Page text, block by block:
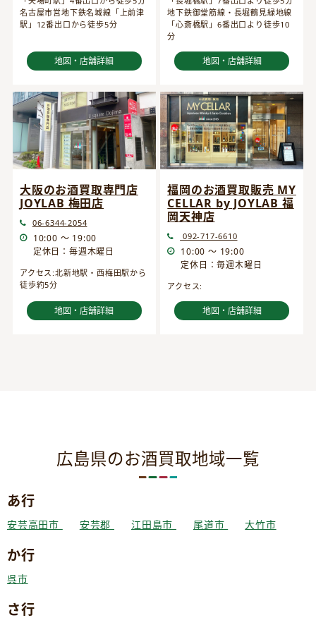
名古屋市営地下鉄名城線「上前津
駅」12番出口から徒歩5分
地図・店舗詳細
地下鉄御堂筋線・長堀鶴見緑地線
「心斎橋駅」6番出口より徒歩10
分
地図・店舗詳細
大阪のお酒買取専門店
JOYLAB 梅田店
06-6344-2054
10:00 ～ 19:00
定休日：毎週木曜日
アクセス:北新地駅・西梅田駅から
徒歩約5分
地図・店舗詳細
福岡のお酒買取販売 MY
CELLAR by JOYLAB 福
岡天神店
092-717-6610
10:00 ～ 19:00
定休日：毎週木曜日
アクセス:
地図・店舗詳細
広島県のお酒買取地域一覧
あ行
安芸高田市 安芸郡 江田島市 尾道市 大竹市
か行
呉市
さ行